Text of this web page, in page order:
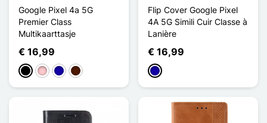
Google Pixel 4a 5G
Premier Class
Multikaarttasje
€ 16,99
ZwartRozeDonkerblauw
Donkerbruin
Flip Cover Google Pixel
4A 5G Simili Cuir Classe à
Lanière
€ 16,99
Donkerblauw